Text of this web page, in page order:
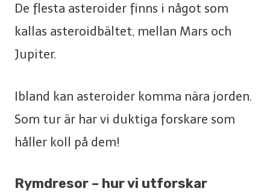
De flesta asteroider finns i något som
kallas asteroidbältet, mellan Mars och
Jupiter.
Ibland kan asteroider komma nära jorden.
Som tur är har vi duktiga forskare som
håller koll på dem!
Rymdresor – hur vi utforskar